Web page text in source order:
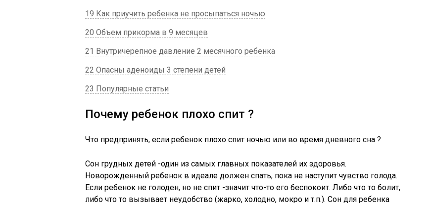
19 Как приучить ребенка не просыпаться ночью
20 Объем прикорма в 9 месяцев
21 Внутричерепное давление 2 месячного ребенка
22 Опасны аденоиды 3 степени детей
23 Популярные статьи
Почему ребенок плохо спит ?
Что предпринять, если ребенок плохо спит ночью или во время дневного сна ?
Сон грудных детей -один из самых главных показателей их здоровья.
Новорожденный ребенок в идеале должен спать, пока не наступит чувство голода.
Если ребенок не голоден, но не спит -значит что-то его беспокоит. Либо что то болит,
либо что то вызывает неудобство (жарко, холодно, мокро и т.п.). Сон для ребенка